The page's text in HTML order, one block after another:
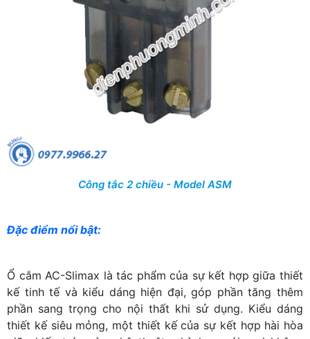
Công tắc 2 chiều - Model ASM
Đặc điểm nổi bật:
Ổ cắm AC-Slimax là tác phẩm của sự kết hợp giữa thiết
kế tinh tế và kiểu dáng hiện đại, góp phần tăng thêm
phần sang trọng cho nội thất khi sử dụng. Kiểu dáng
thiết kế siêu mỏng, một thiết kế của sự kết hợp hài hòa